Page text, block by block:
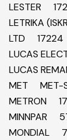
LESTER
LETRIKA
LTD 17224
LUCAS
LUCAS
MET MET-
METRON
MINNPAR
MONDIAL